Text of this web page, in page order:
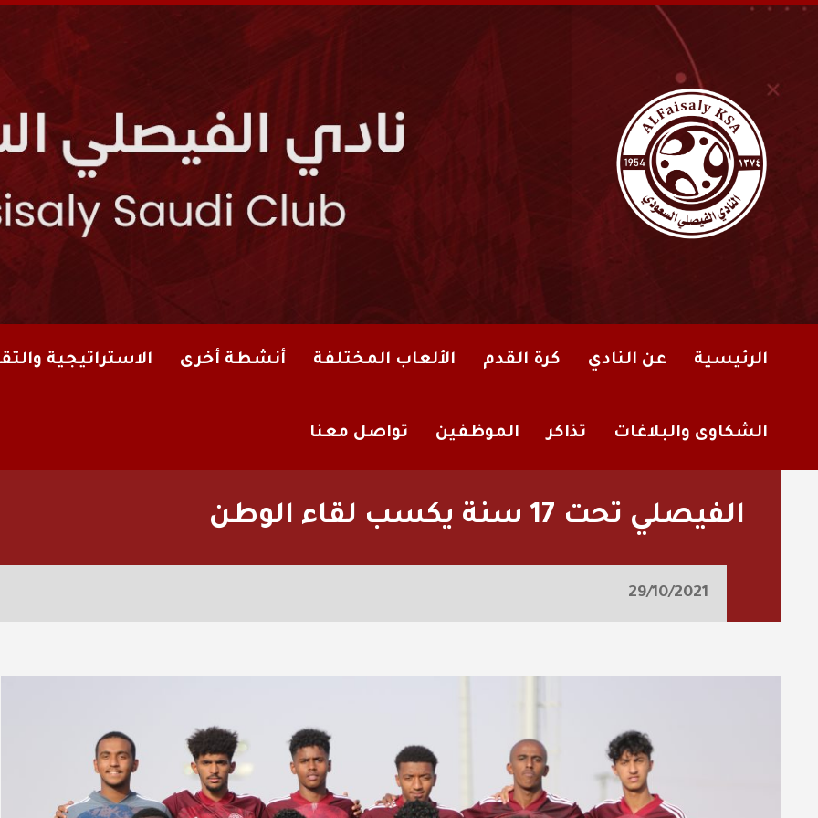
الرئيسية عن النادي كرة القدم الألعاب المختلفة أنشطة أخرى الاستراتيجية
الشكاوى والبلاغات تذاكر الموظفين تواصل معنا
الفيصلي‬⁩ تحت 17 سنة يكسب لقاء الوطن
29/10/2021